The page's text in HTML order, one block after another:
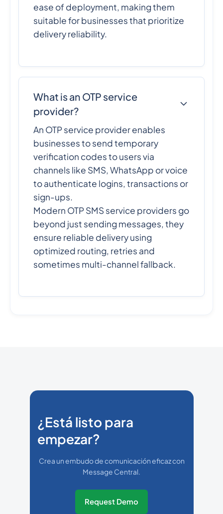
ease of deployment, making them
suitable for businesses that prioritize
delivery reliability.
What is an OTP service
provider?
An OTP service provider enables
businesses to send temporary
verification codes to users via
channels like SMS, WhatsApp or voice
to authenticate logins, transactions or
sign-ups.
Modern OTP SMS service providers go
beyond just sending messages, they
ensure reliable delivery using
optimized routing, retries and
sometimes multi-channel fallback.
¿Está listo para
empezar?
Crea un embudo de comunicación eficaz con
Message Central.
Request Demo